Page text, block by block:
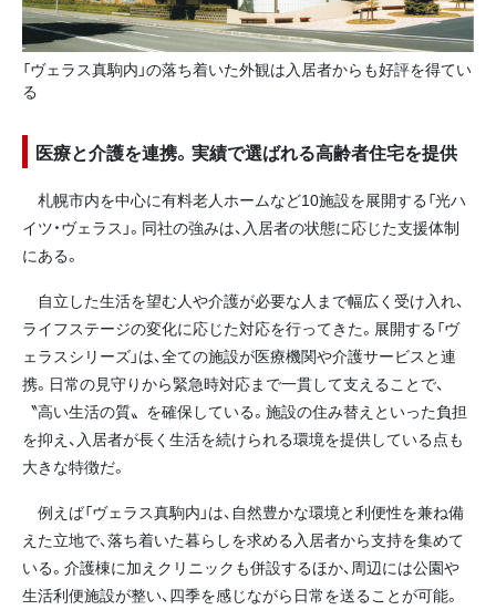
「ヴェラス真駒内」の落ち着いた外観は入居者からも好評を得てい
る
医療と介護を連携。実績で選ばれる高齢者住宅を提供
札幌市内を中心に有料老人ホームなど10施設を展開する「光ハ
イツ・ヴェラス」。同社の強みは、入居者の状態に応じた支援体制
にある。
自立した生活を望む人や介護が必要な人まで幅広く受け入れ、
ライフステージの変化に応じた対応を行ってきた。展開する「ヴ
ェラスシリーズ」は、全ての施設が医療機関や介護サービスと連
携。日常の見守りから緊急時対応まで一貫して支えることで、
〝高い生活の質〟を確保している。施設の住み替えといった負担
を抑え、入居者が長く生活を続けられる環境を提供している点も
大きな特徴だ。
例えば「ヴェラス真駒内」は、自然豊かな環境と利便性を兼ね備
えた立地で、落ち着いた暮らしを求める入居者から支持を集めて
いる。介護棟に加えクリニックも併設するほか、周辺には公園や
生活利便施設が整い、四季を感じながら日常を送ることが可能。